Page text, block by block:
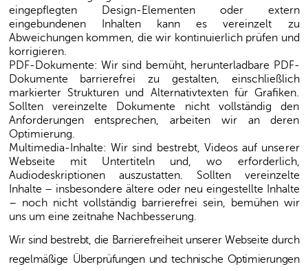
eingepflegten Design-Elementen oder extern
eingebundenen Inhalten kann es vereinzelt zu
Abweichungen kommen, die wir kontinuierlich prüfen und
korrigieren.
PDF-Dokumente: Wir sind bemüht, herunterladbare PDF-
Dokumente barrierefrei zu gestalten, einschließlich
markierter Strukturen und Alternativtexten für Grafiken.
Sollten vereinzelte Dokumente nicht vollständig den
Anforderungen entsprechen, arbeiten wir an deren
Optimierung.
Multimedia-Inhalte: Wir sind bestrebt, Videos auf unserer
Webseite mit Untertiteln und, wo erforderlich,
Audiodeskriptionen auszustatten. Sollten vereinzelte
Inhalte – insbesondere ältere oder neu eingestellte Inhalte
– noch nicht vollständig barrierefrei sein, bemühen wir
uns um eine zeitnahe Nachbesserung.
Wir sind bestrebt, die Barrierefreiheit unserer Webseite durch
regelmäßige Überprüfungen und technische Optimierungen